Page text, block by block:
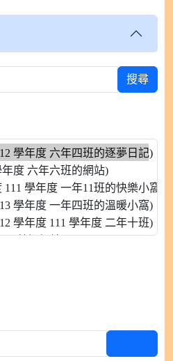
搜尋